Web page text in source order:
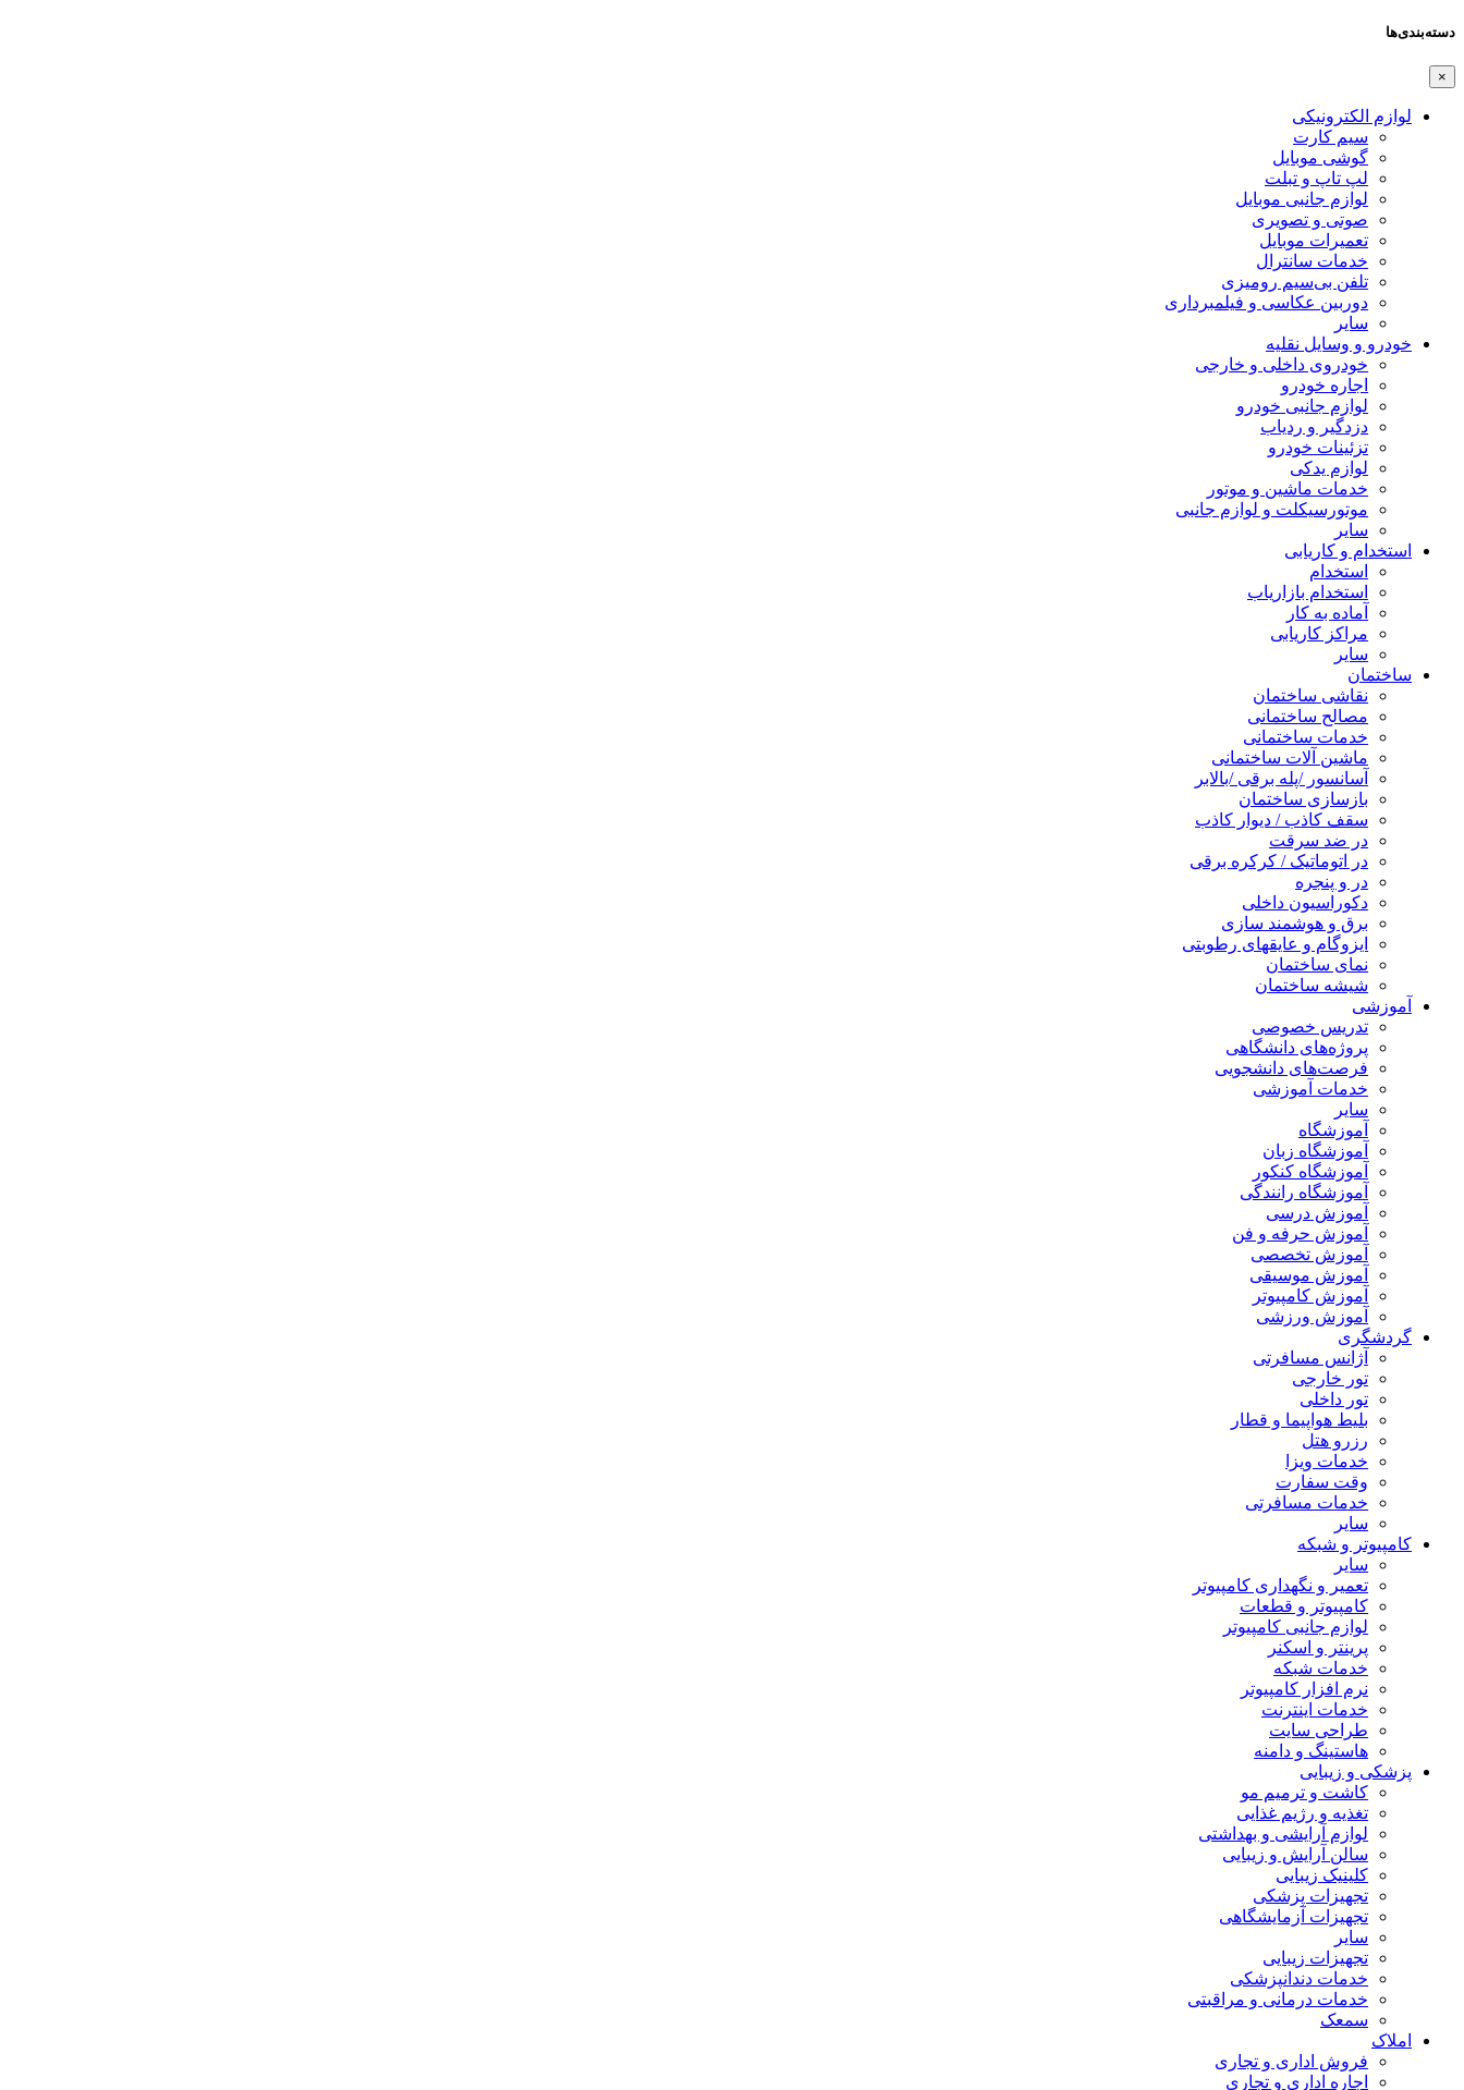
دسته‌بندی‌ها
×
لوازم الکترونیکی
سیم کارت
گوشی موبایل
لپ تاپ و تبلت
لوازم جانبی موبایل
صوتی و تصویری
تعمیرات موبایل
خدمات سانترال
تلفن بی‌سیم رومیزی
دوربین عکاسی و فیلمبرداری
سایر
خودرو و وسایل نقلیه
خودروی داخلی و خارجی
اجاره خودرو
لوازم جانبی خودرو
دزدگیر و ردیاب
تزئینات خودرو
لوازم یدکی
خدمات ماشین و موتور
موتورسیکلت و لوازم جانبی
سایر
استخدام و کاریابی
استخدام
استخدام بازاریاب
آماده به کار
مراکز کاریابی
سایر
ساختمان
نقاشی ساختمان
مصالح ساختمانی
خدمات ساختمانی
ماشین آلات ساختمانی
آسانسور /پله برقی /بالابر
بازسازی ساختمان
سقف کاذب / دیوار کاذب
در ضد سرقت
در اتوماتیک / کرکره برقی
در و پنجره
دکوراسیون داخلی
برق و هوشمند سازی
ایزوگام و عایقهای رطوبتی
نمای ساختمان
شیشه ساختمان
آموزشی
تدریس خصوصی
پروژه‌های دانشگاهی
فرصت‌های دانشجویی
خدمات آموزشی
سایر
آموزشگاه
آموزشگاه زبان
آموزشگاه کنکور
آموزشگاه رانندگی
آموزش درسی
آموزش حرفه و فن
آموزش تخصصی
آموزش موسیقی
آموزش کامپیوتر
آموزش ورزشی
گردشگری
آژانس مسافرتی
تور خارجی
تور داخلی
بلیط هواپیما و قطار
رزرو هتل
خدمات ویزا
وقت سفارت
خدمات مسافرتی
سایر
کامپیوتر و شبکه
سایر
تعمیر و نگهداری کامپیوتر
کامپیوتر و قطعات
لوازم جانبی کامپیوتر
پرینتر و اسکنر
خدمات شبکه
نرم افزار کامپیوتر
خدمات اینترنت
طراحی سایت
هاستینگ و دامنه
پزشکی و زیبایی
کاشت و ترمیم مو
تغذیه و رژیم غذایی
لوازم آرایشی و بهداشتی
سالن آرایش و زیبایی
کلینیک زیبایی
تجهیزات پزشکی
تجهیزات آزمایشگاهی
سایر
تجهیزات زیبایی
خدمات دندانپزشکی
خدمات درمانی و مراقبتی
سمعک
املاک
فروش اداری و تجاری
اجاره اداری و تجاری